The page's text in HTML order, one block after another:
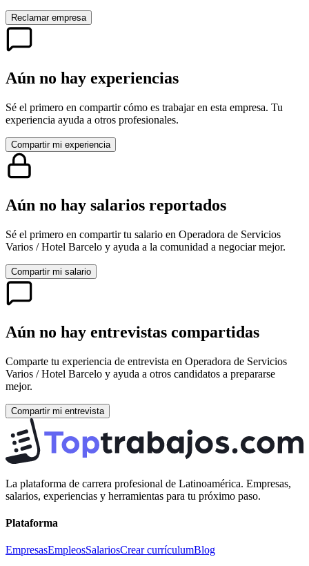
Reclamar empresa
Aún no hay experiencias
Sé el primero en compartir cómo es trabajar en esta empresa. Tu
experiencia ayuda a otros profesionales.
Compartir mi experiencia
Aún no hay salarios reportados
Sé el primero en compartir tu salario en Operadora de Servicios
Varios / Hotel Barcelo y ayuda a la comunidad a negociar mejor.
Compartir mi salario
Aún no hay entrevistas compartidas
Comparte tu experiencia de entrevista en Operadora de Servicios
Varios / Hotel Barcelo y ayuda a otros candidatos a prepararse
mejor.
Compartir mi entrevista
La plataforma de carrera profesional de Latinoamérica. Empresas,
salarios, experiencias y herramientas para tu próximo paso.
Plataforma
EmpresasEmpleosSalariosCrear currículumBlog